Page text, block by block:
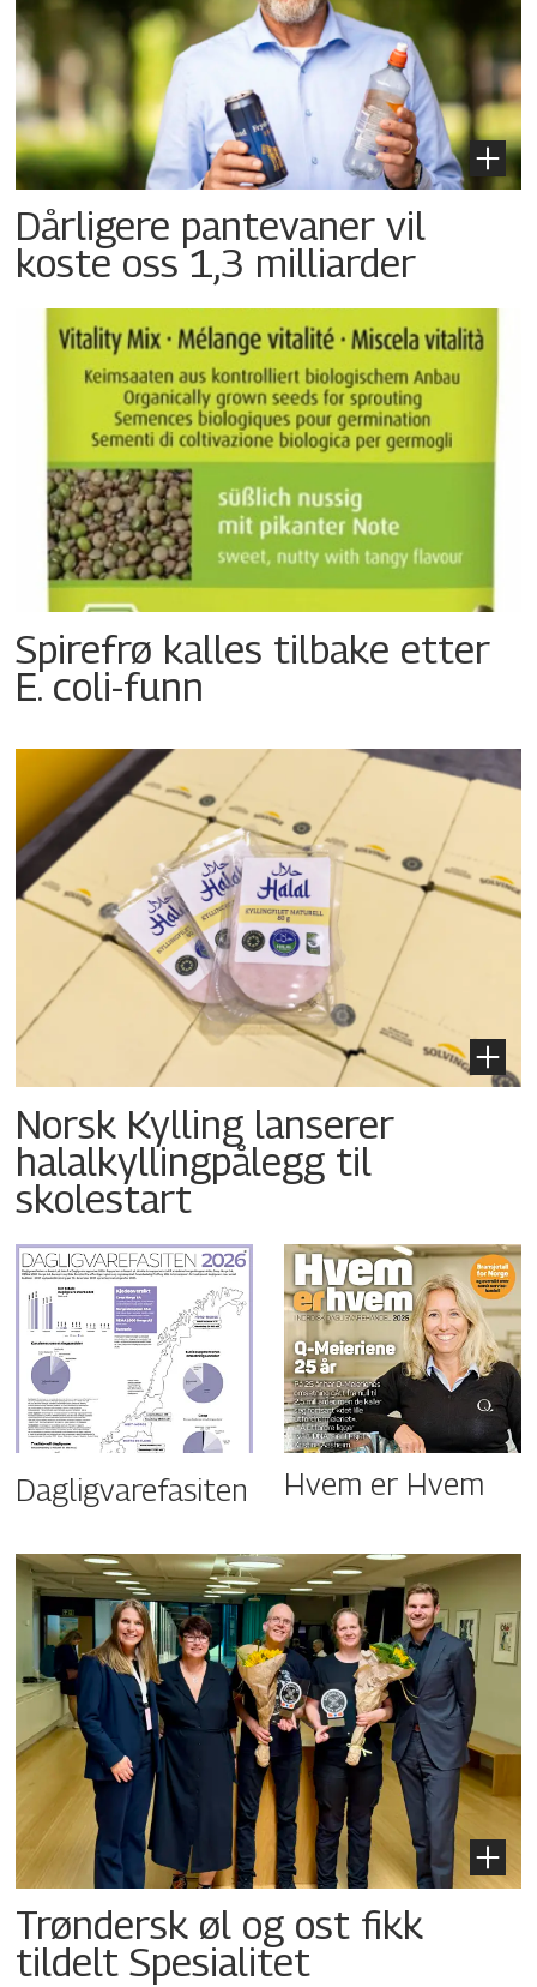
Dårligere pantevaner vil
koste oss 1,3 milliarder
Spirefrø kalles tilbake etter
E. coli-funn
Norsk Kylling lanserer
halalkyllingpålegg til
skolestart
Dagligvarefasiten Hvem er Hvem
Trøndersk øl og ost fikk
tildelt Spesialitet